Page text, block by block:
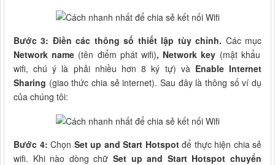
Bước 3: Điền các thông số thiết lập tùy chỉnh. Các mục
Network name (tên điểm phát wifi), Network key (mật khẩu
wifi, chú ý là phải nhiều hơn 8 ký tự) và Enable Internet
Sharing (giao thức chia sẻ internet). Sau đây là thông số ví dụ
của chúng tôi:
Bước 4: Chọn Set up and Start Hotspotđể thực hiện chia sẻ
wifi. Khi nào dòng chữ Set up and Start Hotspot chuyển